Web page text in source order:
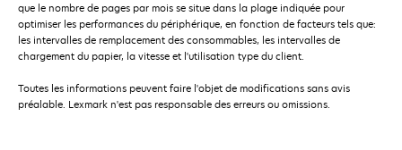
que le nombre de pages par mois se situe dans la plage indiquée pour
optimiser les performances du périphérique, en fonction de facteurs tels que:
les intervalles de remplacement des consommables, les intervalles de
chargement du papier, la vitesse et l'utilisation type du client.
Toutes les informations peuvent faire l'objet de modifications sans avis
préalable. Lexmark n'est pas responsable des erreurs ou omissions.